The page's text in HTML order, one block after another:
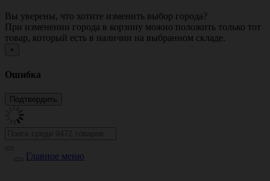
Вы уверены, что хотите изменить выбор города?
При изменении города в корзину можно положить только тот
товар, который есть в наличии на выбранном складе.
×
Ошибка
Главное меню